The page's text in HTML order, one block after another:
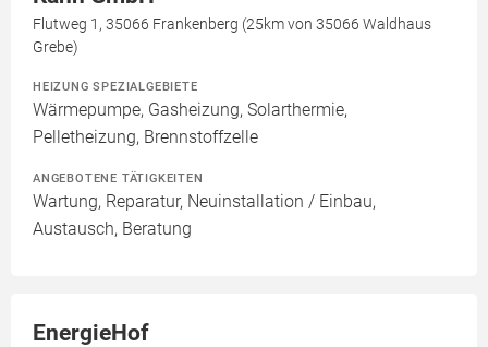
Flutweg 1, 35066 Frankenberg (25km von 35066 Waldhaus
Grebe)
HEIZUNG SPEZIALGEBIETE
Wärmepumpe, Gasheizung, Solarthermie,
Pelletheizung, Brennstoffzelle
ANGEBOTENE TÄTIGKEITEN
Wartung, Reparatur, Neuinstallation / Einbau,
Austausch, Beratung
EnergieHof